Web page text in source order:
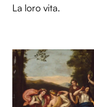
La loro vita.